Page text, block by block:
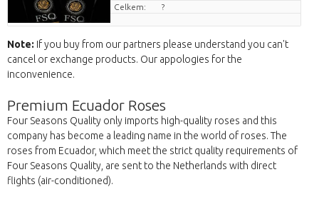
Celkem:
?
Note: If you buy from our partners please understand you can't
cancel or exchange products. Our appologies for the
inconvenience.
Premium Ecuador Roses
Four Seasons Quality only imports high-quality roses and this
company has become a leading name in the world of roses. The
roses from Ecuador, which meet the strict quality requirements of
Four Seasons Quality, are sent to the Netherlands with direct
flights (air-conditioned).